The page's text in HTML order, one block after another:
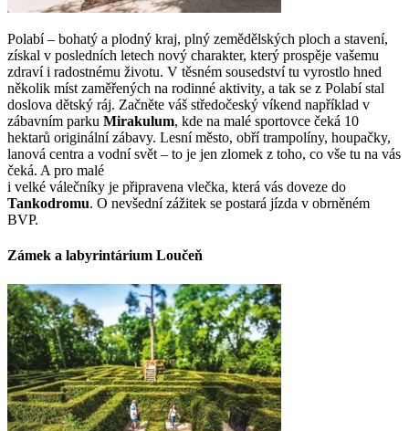
Polabí – bohatý a plodný kraj, plný zemědělských ploch a stavení,
získal v posledních letech nový charakter, který prospěje vašemu
zdraví i radostnému životu. V těsném sousedství tu vyrostlo hned
několik míst zaměřených na rodinné aktivity, a tak se z Polabí stal
doslova dětský ráj. Začněte váš středočeský víkend například v
zábavním parku Mirakulum, kde na malé sportovce čeká 10
hektarů originální zábavy. Lesní město, obří trampolíny, houpačky,
lanová centra a vodní svět – to je jen zlomek z toho, co vše tu na vás
čeká. A pro malé
i velké válečníky je připravena vlečka, která vás doveze do
Tankodromu. O nevšední zážitek se postará jízda v obrněném
BVP.
Zámek a labyrintárium Loučeň